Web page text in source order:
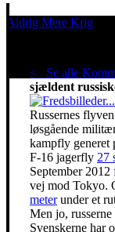
Aldrig Mere Krig
< Se alle
sjældent
Russernes
løsgående
kampfly generet
F-16 jagerfly 27
September
vej mod Tokyo.
meterunder et
Men jo,
Svenskerne har